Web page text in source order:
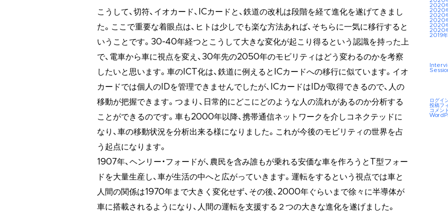
こうして、切符、イオカード、ICカードと、鉄道の改札は段階を経て進化を遂げてきまし
た。ここで重要な着眼点は、ヒトは少しでも楽な方法あれば、そちらに一気に移行すると
いうことです。30-40年経つとこうして大きな変化が起こり得るという認識を持った上
で、電車から車に視点を変え、30年先の2050年のモビリティはどう変わるのかを考察
したいと思います。車のICT化は、鉄道に例えるとICカードへの移行に似ています。イオ
カードでは個人のIDを管理できませんでしたが、ICカードはIDが取得できるので、人の
移動が把握できます。つまり、日常的にどこにどのような人の流れがあるのか分析する
ことができるのです。車も2000年以降、携帯通信ネットワークを介しコネクテッドに
なり、車の移動状況を分析出来る様になりました。これが今後のモビリティの世界を占
う起点になります。
1907年、ヘンリー・フォードが、農民を含み誰もが乗れる安価な車を作ろうとT型フォー
ドを大量生産し、車が生活の中へと広がっていきます。運転をするという視点では車と
人間の関係は1970年まで大きく変化せず、その後、2000年ぐらいまで徐々に半導体が
車に搭載されるようになり、人間の運転を支援する２つの大きな進化を遂げました。
2020
2020
2020
2020
2020
2020
2019年
ログイ
投稿フ
コメン